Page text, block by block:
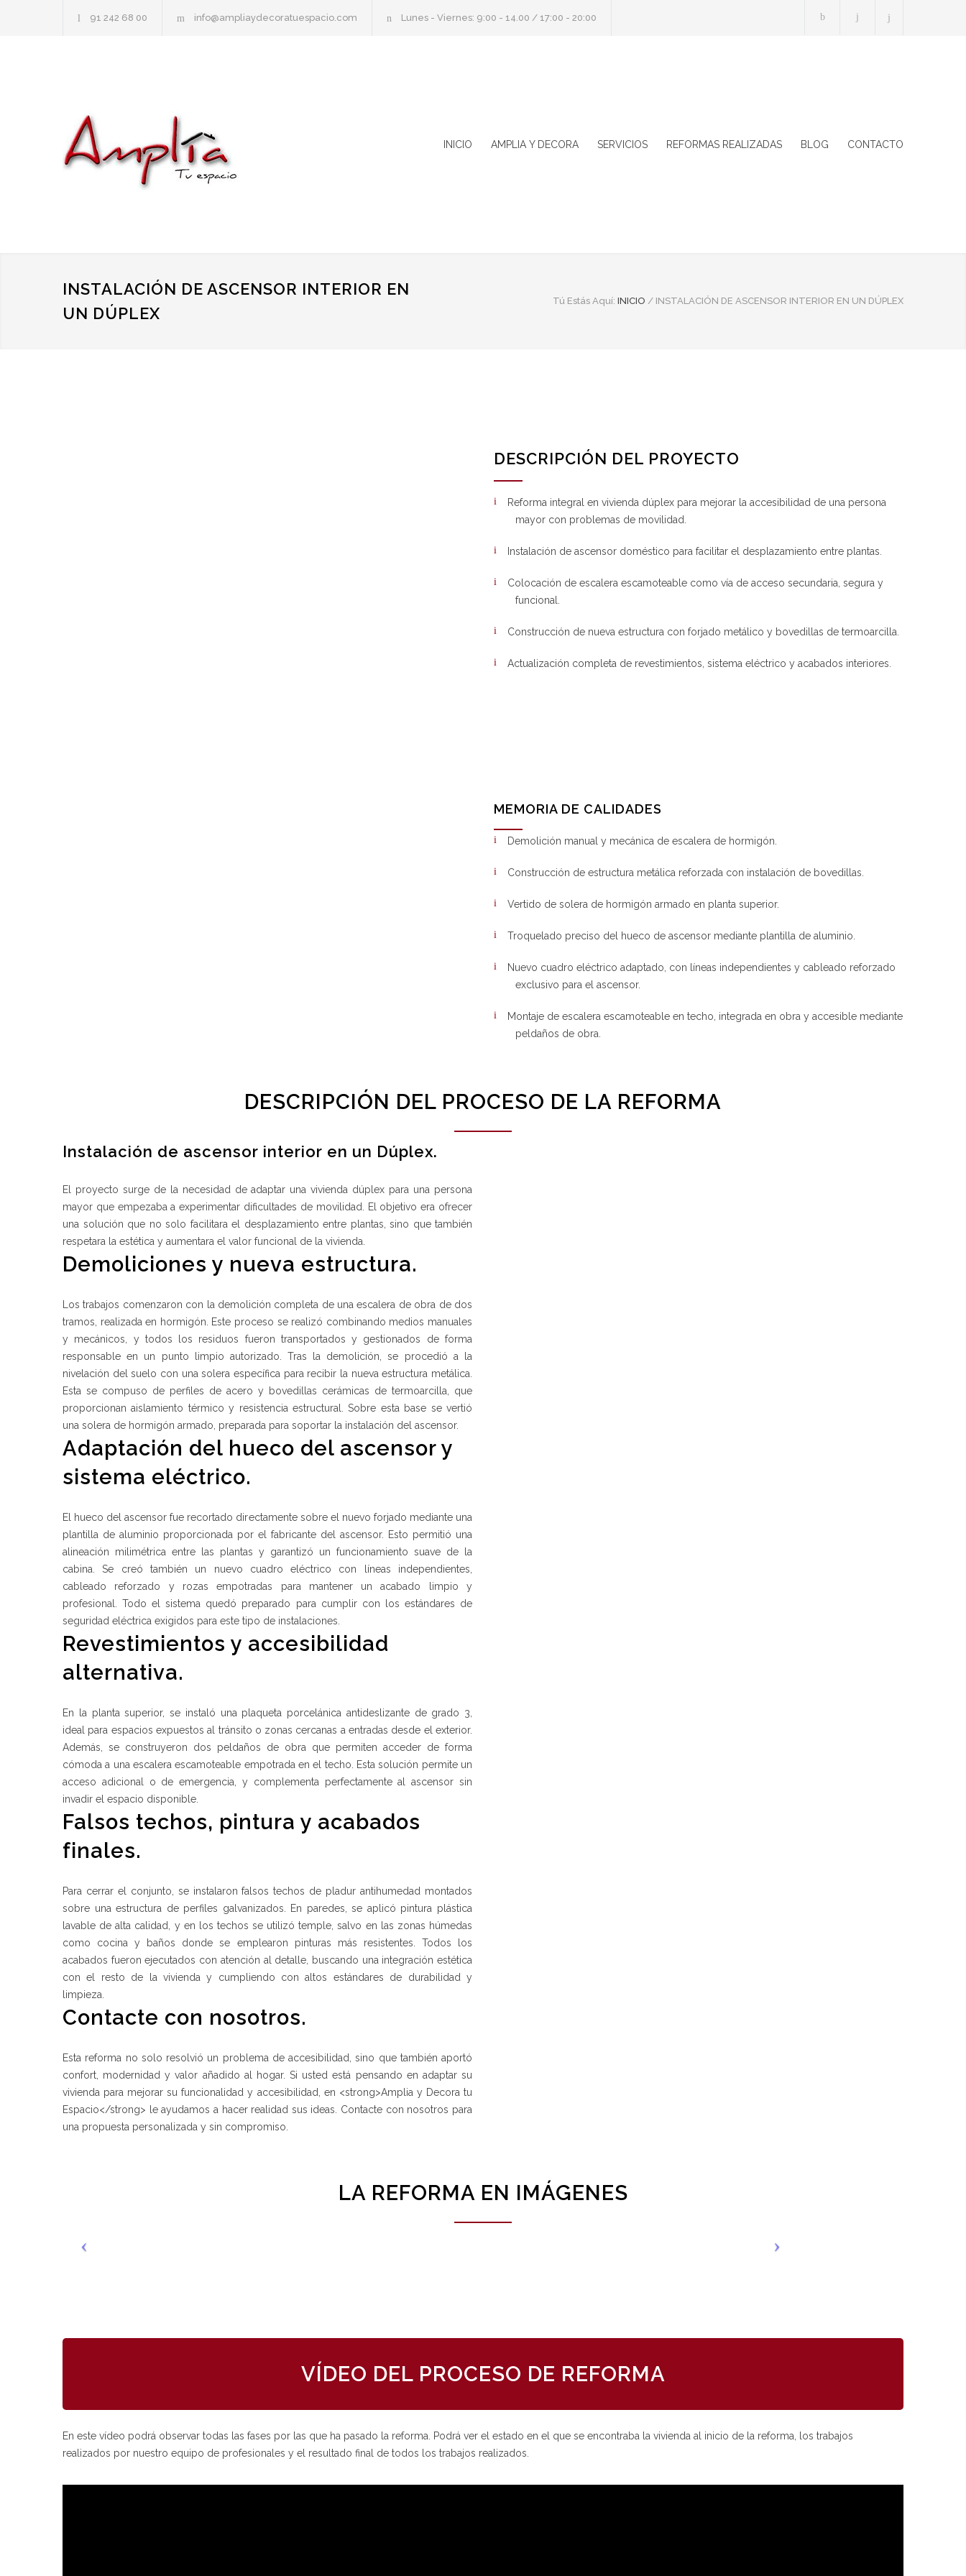
91 242 68 00 info@ampliaydecoratuespacio.com Lunes - Viernes: 9:00 - 14.00 / 17:00 - 20:00
INICIO AMPLIA Y DECORA SERVICIOS REFORMAS REALIZADAS BLOG CONTACTO
INSTALACIÓN DE ASCENSOR INTERIOR EN
UN DÚPLEX
Tú Estás Aquí: INICIO / INSTALACIÓN DE ASCENSOR INTERIOR EN UN DÚPLEX
DESCRIPCIÓN DEL PROYECTO
Reforma integral en vivienda dúplex para mejorar la accesibilidad de una persona
mayor con problemas de movilidad.
Instalación de ascensor doméstico para facilitar el desplazamiento entre plantas.
Colocación de escalera escamoteable como vía de acceso secundaria, segura y
funcional.
Construcción de nueva estructura con forjado metálico y bovedillas de termoarcilla.
Actualización completa de revestimientos, sistema eléctrico y acabados interiores.
MEMORIA DE CALIDADES
Demolición manual y mecánica de escalera de hormigón.
Construcción de estructura metálica reforzada con instalación de bovedillas.
Vertido de solera de hormigón armado en planta superior.
Troquelado preciso del hueco de ascensor mediante plantilla de aluminio.
Nuevo cuadro eléctrico adaptado, con líneas independientes y cableado reforzado
exclusivo para el ascensor.
Montaje de escalera escamoteable en techo, integrada en obra y accesible mediante
peldaños de obra.
DESCRIPCIÓN DEL PROCESO DE LA REFORMA
Instalación de ascensor interior en un Dúplex.
El proyecto surge de la necesidad de adaptar una vivienda dúplex para una persona
mayor que empezaba a experimentar dificultades de movilidad. El objetivo era ofrecer
una solución que no solo facilitara el desplazamiento entre plantas, sino que también
respetara la estética y aumentara el valor funcional de la vivienda.
Demoliciones y nueva estructura.
Los trabajos comenzaron con la demolición completa de una escalera de obra de dos
tramos, realizada en hormigón. Este proceso se realizó combinando medios manuales
y mecánicos, y todos los residuos fueron transportados y gestionados de forma
responsable en un punto limpio autorizado. Tras la demolición, se procedió a la
nivelación del suelo con una solera específica para recibir la nueva estructura metálica.
Esta se compuso de perfiles de acero y bovedillas cerámicas de termoarcilla, que
proporcionan aislamiento térmico y resistencia estructural. Sobre esta base se vertió
una solera de hormigón armado, preparada para soportar la instalación del ascensor.
Adaptación del hueco del ascensor y
sistema eléctrico.
El hueco del ascensor fue recortado directamente sobre el nuevo forjado mediante una
plantilla de aluminio proporcionada por el fabricante del ascensor. Esto permitió una
alineación milimétrica entre las plantas y garantizó un funcionamiento suave de la
cabina. Se creó también un nuevo cuadro eléctrico con líneas independientes,
cableado reforzado y rozas empotradas para mantener un acabado limpio y
profesional. Todo el sistema quedó preparado para cumplir con los estándares de
seguridad eléctrica exigidos para este tipo de instalaciones.
Revestimientos y accesibilidad
alternativa.
En la planta superior, se instaló una plaqueta porcelánica antideslizante de grado 3,
ideal para espacios expuestos al tránsito o zonas cercanas a entradas desde el exterior.
Además, se construyeron dos peldaños de obra que permiten acceder de forma
cómoda a una escalera escamoteable empotrada en el techo. Esta solución permite un
acceso adicional o de emergencia, y complementa perfectamente al ascensor sin
invadir el espacio disponible.
Falsos techos, pintura y acabados
finales.
Para cerrar el conjunto, se instalaron falsos techos de pladur antihumedad montados
sobre una estructura de perfiles galvanizados. En paredes, se aplicó pintura plástica
lavable de alta calidad, y en los techos se utilizó temple, salvo en las zonas húmedas
como cocina y baños donde se emplearon pinturas más resistentes. Todos los
acabados fueron ejecutados con atención al detalle, buscando una integración estética
con el resto de la vivienda y cumpliendo con altos estándares de durabilidad y
limpieza.
Contacte con nosotros.
Esta reforma no solo resolvió un problema de accesibilidad, sino que también aportó
confort, modernidad y valor añadido al hogar. Si usted está pensando en adaptar su
vivienda para mejorar su funcionalidad y accesibilidad, en <strong>Amplia y Decora tu
Espacio</strong> le ayudamos a hacer realidad sus ideas. Contacte con nosotros para
una propuesta personalizada y sin compromiso.
LA REFORMA EN IMÁGENES
VÍDEO DEL PROCESO DE REFORMA
En este vídeo podrá observar todas las fases por las que ha pasado la reforma. Podrá ver el estado en el que se encontraba la vivienda al inicio de la reforma, los trabajos
realizados por nuestro equipo de profesionales y el resultado final de todos los trabajos realizados.